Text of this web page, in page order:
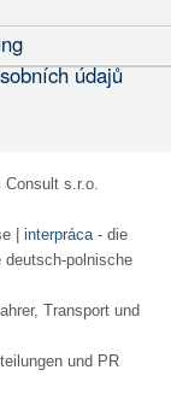
údajů
s.r.o.
| interpráca- die
polnische
Transport und
und PR